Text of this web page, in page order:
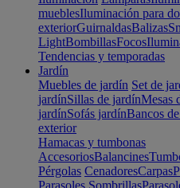
mueblesIluminación para
exteriorGuirnaldasBalizas
LightBombillasFocos
Tendencias y temporadas
Jardín
Muebles de jardín Set de
jardínSillas de jardínMesas
jardínSofás jardínBancos
exterior
Hamacas y tumbonas
AccesoriosBalancines
Pérgolas CenadoresCarpas
Parasoles Sombrillas